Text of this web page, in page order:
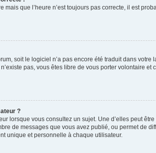
que l’heure n’est toujours pas correcte, il est
soit le logiciel n’a pas encore été traduit dans
pas, vous êtes libre de vous porter volontaire
?
lorsque vous consultez un sujet. Une d’elles peut
de messages que vous avez publié, ou permet de
unique et personnelle à chaque utilisateur.